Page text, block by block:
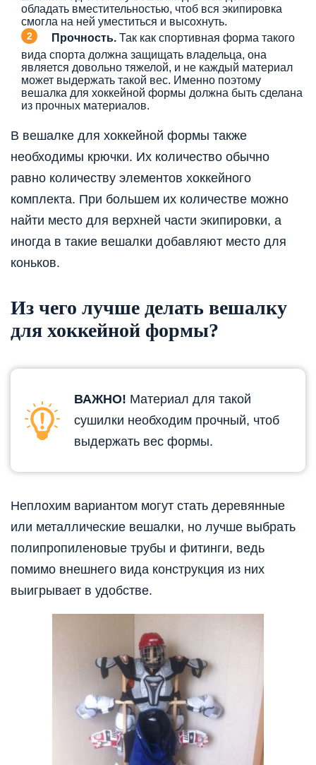
обладать вместительностью, чтоб вся экипировка
смогла на ней уместиться и высохнуть.
Прочность. Так как спортивная форма такого
вида спорта должна защищать владельца, она
является довольно тяжелой, и не каждый материал
может выдержать такой вес. Именно поэтому
вешалка для хоккейной формы должна быть сделана
из прочных материалов.
В вешалке для хоккейной формы также
необходимы крючки. Их количество обычно
равно количеству элементов хоккейного
комплекта. При большем их количестве можно
найти место для верхней части экипировки, а
иногда в такие вешалки добавляют место для
коньков.
Из чего лучше делать вешалку
для хоккейной формы?
ВАЖНО! Материал для такой
сушилки необходим прочный, чтоб
выдержать вес формы.
Неплохим вариантом могут стать деревянные
или металлические вешалки, но лучше выбрать
полипропиленовые трубы и фитинги, ведь
помимо внешнего вида конструкция из них
выигрывает в удобстве.